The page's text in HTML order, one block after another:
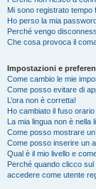
Mi sono registrato tempo
Ho perso la mia
Perché vengo
Che cosa provoca il
Impostazioni e
Come cambio le mie
Come posso evitare di
L’ora non è corretta!
Ho cambiato il fuso
La mia lingua non è nella
Come posso mostrare
Come posso inserire un
Qual è il mio livello e
Perché quando clicco sul
accedere come utente